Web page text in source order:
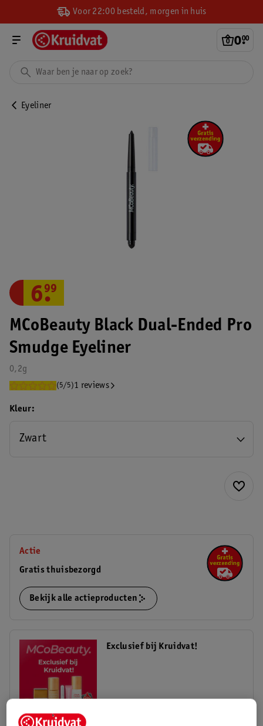
Voor 22:00 besteld, morgen in huis
0.
00
Eyeliner
MCoBeauty Black Dual-Ended Pro
Smudge Eyeliner
0,2g
(5/5)1 reviews
6.
99
Kleur
Zwart
Actie
Gratis thuisbezorgd
Bekijk alle actieproducten
Exclusief bij Kruidvat!